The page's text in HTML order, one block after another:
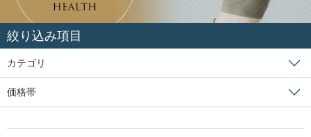
絞り込み項目
カテゴリ
価格帯